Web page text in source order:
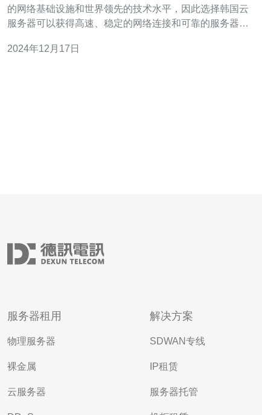
的网络基础设施和世界领先的技术水平，因此选择韩国云
服务器可以获得高速、稳定的网络连接和可靠的服务器性
拥有高速、稳定的网络基础设施，可以提供
2024年12月17日
服务器租用
物理服务器
裸金属
云服务器
解决方案
SDWAN专线
IP租赁
服务器托管